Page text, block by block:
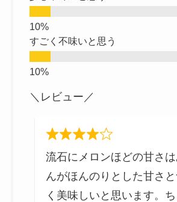
すごく不味いと思う
＼レビュー／
流石にメロンほどの甘さ
んがほんのりとした甘さ
く美味しいと思います。